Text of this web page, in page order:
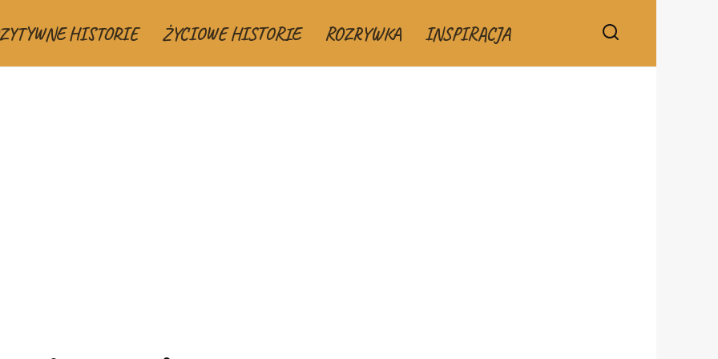
HISTORIE ŻYCIOWE HISTORIE ROZRYWKA INSPIRACJA